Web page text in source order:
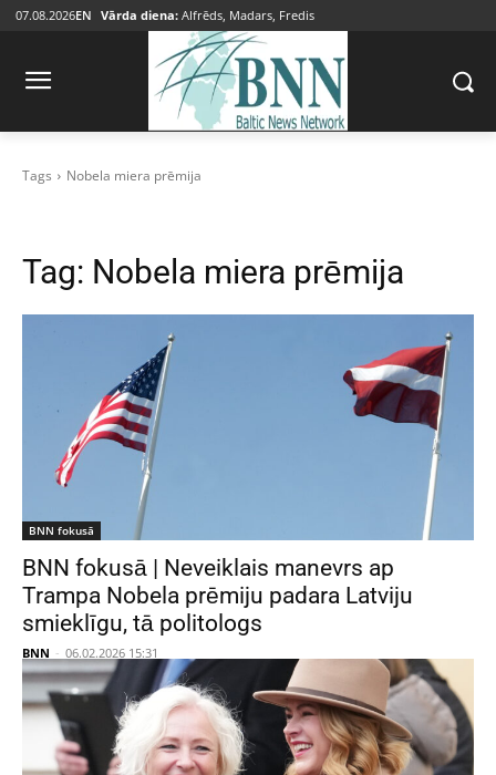
07.08.2026EN Vārda diena: Alfrēds, Madars, Fredis
Tags Nobela miera prēmija
Tag: Nobela miera prēmija
BNN fokusā
BNN fokusā | Neveiklais manevrs ap
Trampa Nobela prēmiju padara Latviju
smieklīgu, tā politologs
BNN - 06.02.2026 15:31